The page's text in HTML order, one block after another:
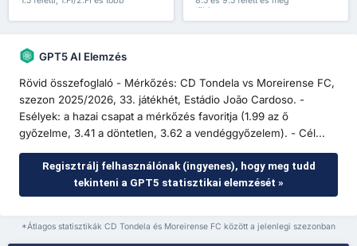
több
GPT5 AI Elemzés
Rövid összefoglaló - Mérkőzés: CD Tondela vs Moreirense FC,
szezon 2025/2026, 33. játékhét, Estádio João Cardoso. -
Esélyek: a hazai csapat a mérkőzés favoritja (1.99 az ő
győzelme, 3.41 a döntetlen, 3.62 a vendéggyőzelem). - Cél...
Regisztrálj felhasználónak (ingyenes), hogy meg tudd
tekinteni a GPT5 statisztikai elemzését »
*Átlagos statisztikák CD Tondela és Moreirense FC között a jelenlegi szezonban